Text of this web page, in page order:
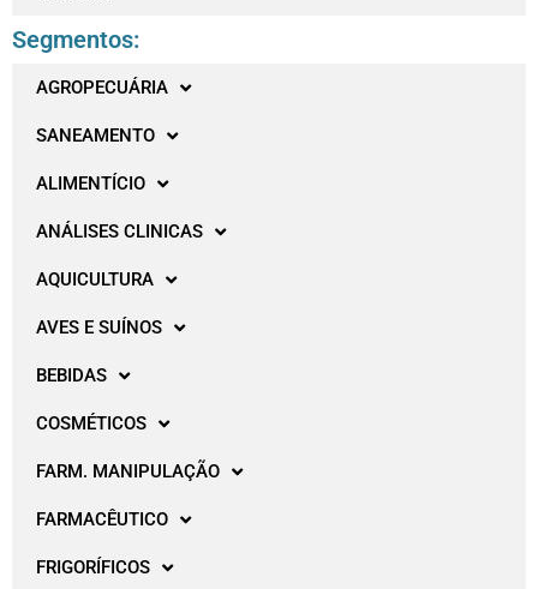
Segmentos:
AGROPECUÁRIA
SANEAMENTO
ALIMENTÍCIO
ANÁLISES CLINICAS
AQUICULTURA
AVES E SUÍNOS
BEBIDAS
COSMÉTICOS
FARM. MANIPULAÇÃO
FARMACÊUTICO
FRIGORÍFICOS